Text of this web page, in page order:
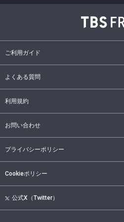
ご利用ガイド
よくある質問
利用規約
お問い合わせ
プライバシーポリシー
Cookieポリシー
公式X（Twitter）